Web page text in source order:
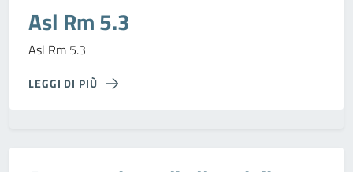
Asl Rm 5.3
Asl Rm 5.3
LEGGI DI PIÙ